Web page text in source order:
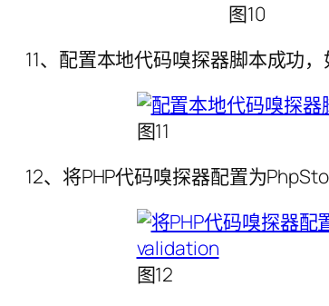
图10
11、配置本地代码嗅探器脚本成功，
图11
12、将PHP代码嗅探器配置为
图12